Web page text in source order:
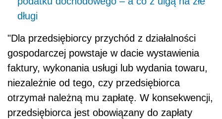
długi
"Dla przedsiębiorcy przychód z działalności
gospodarczej powstaje w dacie wystawienia
faktury, wykonania usługi lub wydania towaru,
niezależnie od tego, czy przedsiębiorca
otrzymał należną mu zapłatę. W konsekwencji,
przedsiębiorca jest obowiązany do zapłaty